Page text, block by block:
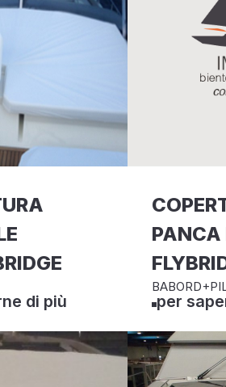
di più
PANCA
per